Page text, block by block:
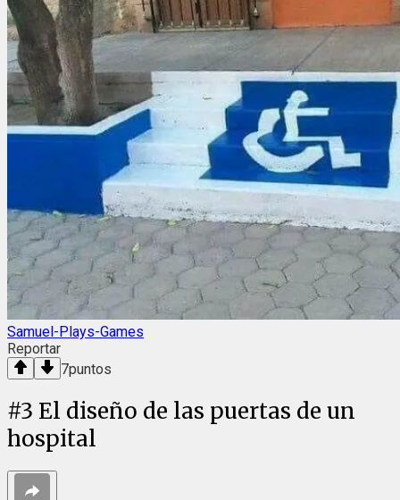
Samuel-Plays-Games
Reportar
7puntos
#3 El diseño de las puertas de un
hospital